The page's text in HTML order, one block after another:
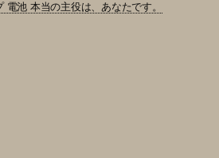
電池 本当の主役は、あなたです。